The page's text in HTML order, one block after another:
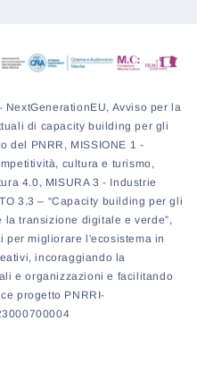
Avviso per la
di capacity building per gli
del PNRR, MISSIONE 1 -
cultura e turismo,
4.0, MISURA 3 - Industrie
3.3 – “Capacity building per gli
transizione digitale e verde”,
per migliorare l'ecosistema in
incoraggiando la
e organizzazioni e facilitando
progetto PNRRI-